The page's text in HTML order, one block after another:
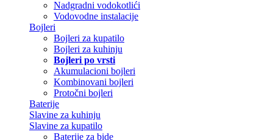
Nadgradni vodokotlići
Vodovodne instalacije
Bojleri
Bojleri za kupatilo
Bojleri za kuhinju
Bojleri po vrsti
Akumulacioni bojleri
Kombinovani bojleri
Protočni bojleri
Baterije
Slavine za kuhinju
Slavine za kupatilo
Baterije za bide